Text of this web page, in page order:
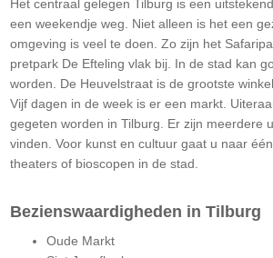
Het centraal gelegen Tilburg is een
een weekendje weg. Niet alleen is het een
omgeving is veel te doen. Zo zijn het
pretpark De Efteling vlak bij. In de stad kan
worden. De Heuvelstraat is de grootste
Vijf dagen in de week is er een markt.
gegeten worden in Tilburg. Er zijn meerdere
vinden. Voor kunst en cultuur gaat u naar
theaters of bioscopen in de stad.
Bezienswaardigheden in Tilburg
Oude Markt